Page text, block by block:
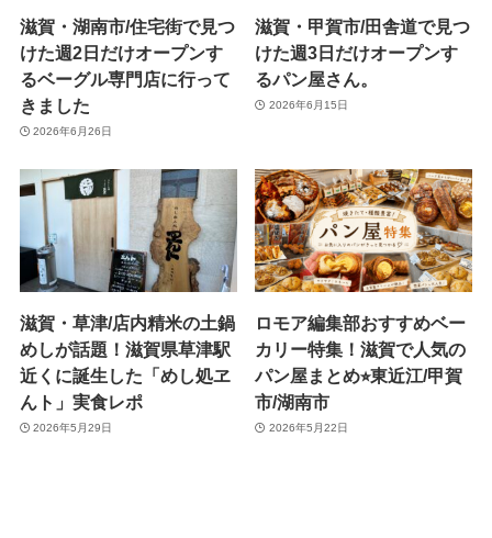
滋賀・湖南市/住宅街で見つ
けた週2日だけオープンす
るベーグル専門店に行って
きました
2026年6月26日
滋賀・甲賀市/田舎道で見つ
けた週3日だけオープンす
るパン屋さん。
2026年6月15日
滋賀・草津/店内精米の土鍋
めしが話題！滋賀県草津駅
近くに誕生した「めし処ヱ
んト」実食レポ
2026年5月29日
ロモア編集部おすすめベー
カリー特集！滋賀で人気の
パン屋まとめ⭐︎東近江/甲賀
市/湖南市
2026年5月22日